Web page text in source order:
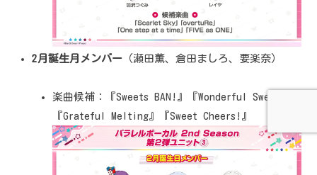
2月誕生月メンバー （瀬田薫、倉田ましろ、要楽奈）
楽曲候補：『Sweets BAN!』『Wonderful Sweet！』
『Grateful Melting』『Sweet Cheers!』